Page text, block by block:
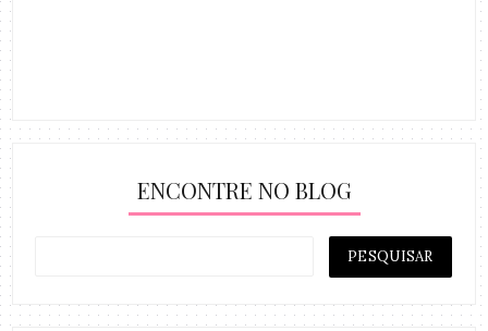
ENCONTRE NO BLOG